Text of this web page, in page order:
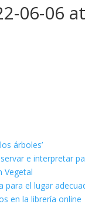
06-06
árboles’
e interpretar
Vegetal
para el lugar
en la librería online